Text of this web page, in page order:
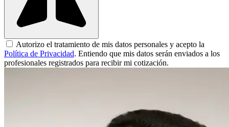
Autorizo el tratamiento de mis datos personales y acepto la
Política de Privacidad. Entiendo que mis datos serán enviados a los
profesionales registrados para recibir mi cotización.